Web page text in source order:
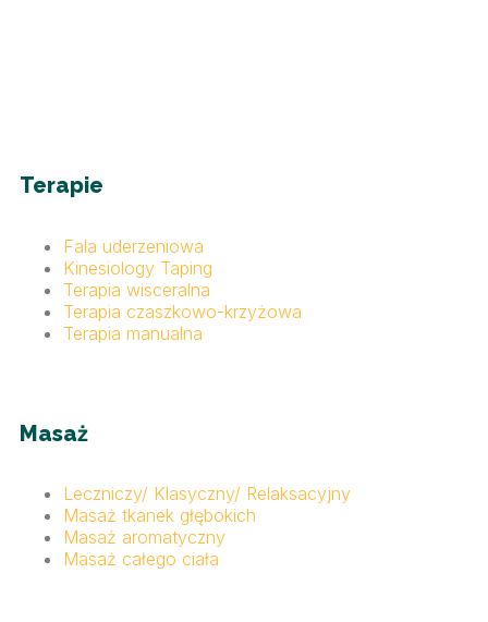
Terapie
Fala uderzeniowa
Kinesiology Taping
Terapia wisceralna
Terapia czaszkowo-krzyżowa
Terapia manualna
Masaż
Leczniczy/ Klasyczny/ Relaksacyjny
Masaż tkanek głębokich
Masaż aromatyczny
Masaż całego ciała